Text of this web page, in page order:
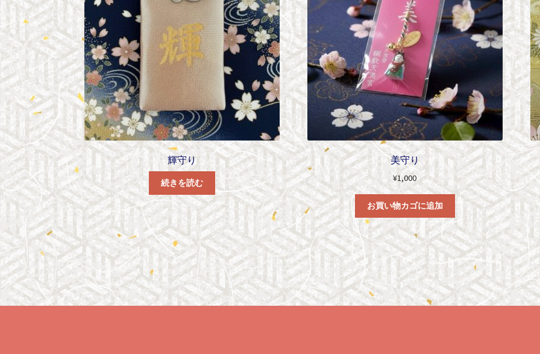
輝守り
続きを読む
美守り
¥1,000
お買い物カゴに追加